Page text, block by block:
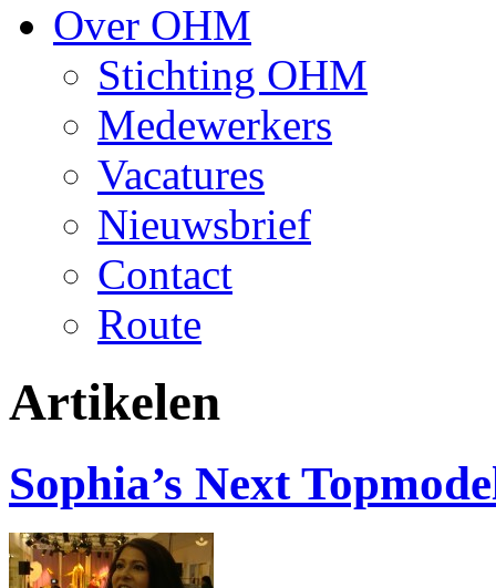
Over OHM
Stichting OHM
Medewerkers
Vacatures
Nieuwsbrief
Contact
Route
Artikelen
Sophia’s Next